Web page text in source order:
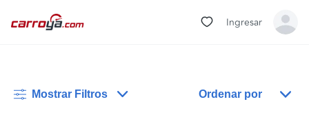
Ingresar
Mostrar Filtros Ordenar por